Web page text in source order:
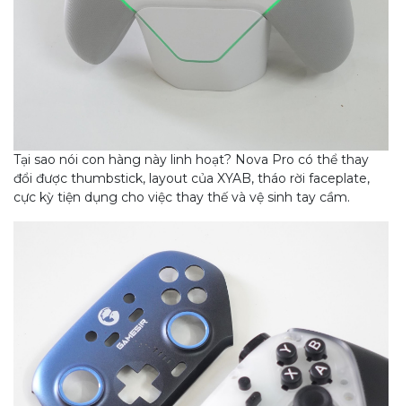
Tại sao nói con hàng này linh hoạt? Nova Pro có thể thay
đổi được thumbstick, layout của XYAB, tháo rời faceplate,
cực kỳ tiện dụng cho việc thay thế và vệ sinh tay cầm.